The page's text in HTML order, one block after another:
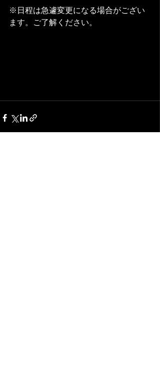
※日程は急遽変更になる場合がござい
ます。ご了解ください。